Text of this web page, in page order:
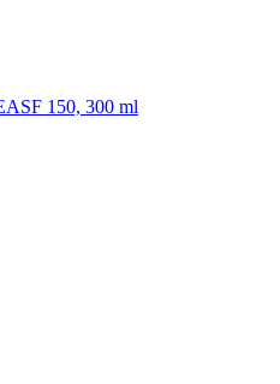
150, 300 ml